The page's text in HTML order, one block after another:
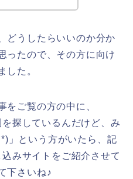
どうしたらいいのか分か
ったので、その方に向け
した。
をご覧の方の中に、
探しているんだけど、み
」という方がいたら、記
みサイトをご紹介させて
下さいね♪